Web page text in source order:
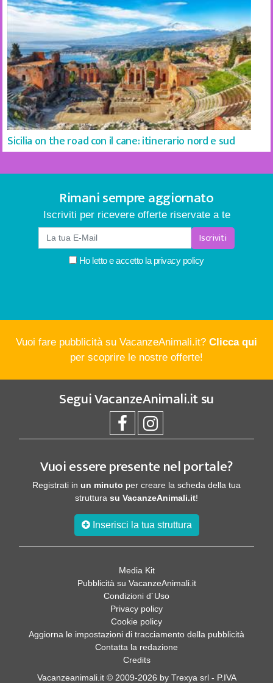
Sicilia on the road con il cane: itinerario nord e sud
Rimani sempre aggiornato
Iscriviti per ricevere offerte riservate a te
Iscriviti
Ho letto e accetto la privacy policy
Vuoi fare pubblicità su VacanzeAnimali.it? Clicca qui
per scoprire le nostre offerte!
SeguiVacanzeAnimali.itsu
Vuoi essere presente nel portale?
Registrati in un minuto per creare la scheda della tua
struttura su VacanzeAnimali.it!
Inserisci la tua struttura
Media Kit
Pubblicità su VacanzeAnimali.it
Condizioni d´Uso
Privacy policy
Cookie policy
Aggiorna le impostazioni di tracciamento della pubblicità
Contatta la redazione
Credits
Vacanzeanimali.it © 2009-2026 by Trexya srl - P.IVA